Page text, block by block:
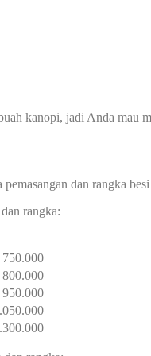
kanopi, jadi Anda mau
dan rangka
rangka: